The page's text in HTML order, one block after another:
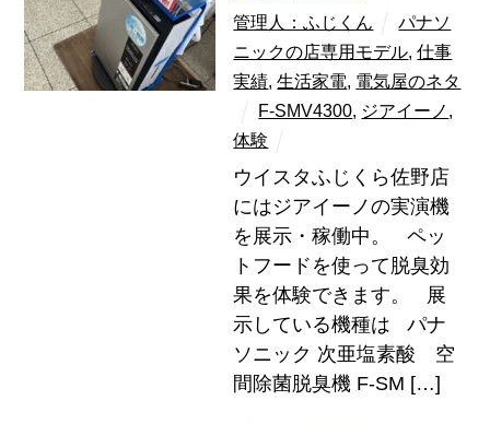
管理人：ふじくん
パナソ
ニックの店専用モデル,仕事
実績,生活家電, 電気屋のネタ
F-SMV4300, ジアイーノ ,
体験
ウイスタふじくら佐野店
にはジアイーノの実演機
を展示・稼働中。 ペッ
トフードを使って脱臭効
果を体験できます。 展
示している機種は パナ
ソニック 次亜塩素酸 空
間除菌脱臭機 F-SM […]